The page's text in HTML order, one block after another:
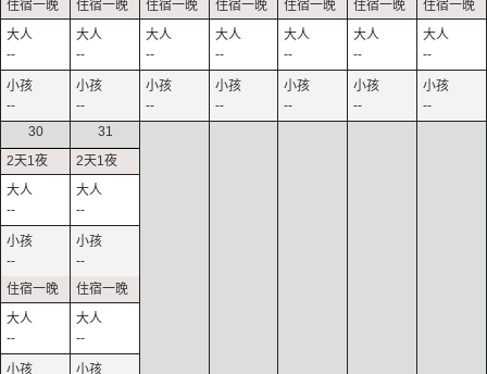
--
--
--
--
--
--
--
--
--
--
--
--
--
--
30
--
--
--
31
--
--
--